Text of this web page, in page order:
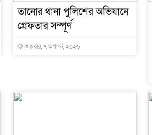
তানোর থানা পুলিশের অভিযানে
গ্রেফতার সম্পূর্ণ
শুক্রবার, ৭ অগাস্ট, ২০২৬